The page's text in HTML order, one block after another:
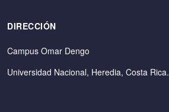
DIRECCIÓN
Campus Omar Dengo
Universidad Nacional, Heredia, Costa Rica.